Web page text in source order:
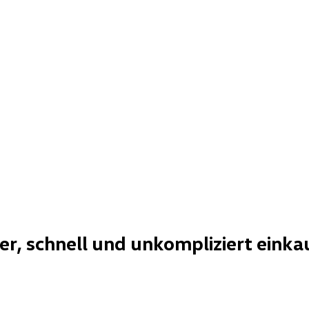
schnell und unkompliziert